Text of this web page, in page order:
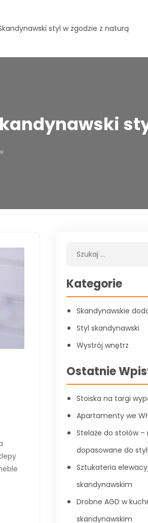
styl w zgodzie z naturą
Kategorie
Skandynawskie
Styl skandynawski
Wystrój wnętrz
Ostatnie
Stoiska na targi
Apartamenty we
Stelaże do stołów
dopasowane do
Sztukateria
skandynawskim
Drobne AGD w
skandynawskim